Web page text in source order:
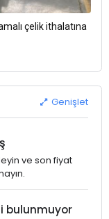
çelik ithalatına
Genişlet
ve son fiyat
bulunmuyor